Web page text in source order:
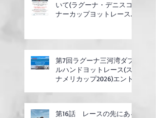
いて(ラグーナ・デニスコ
ナーカップヨットレース合
第7回ラグーナ三河湾ダブ
ルハンドヨットレース(ス
ナメリカップ2026)エント
第16話 レースの先にある